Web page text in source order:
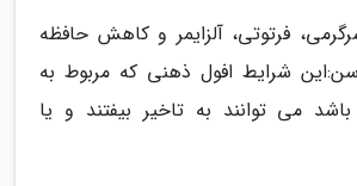
فرتوتی، آلزایمر و کاهش حافظه
شرایط افول ذهنی که مربوط به
می توانند به تاخیر بیفتند و یا